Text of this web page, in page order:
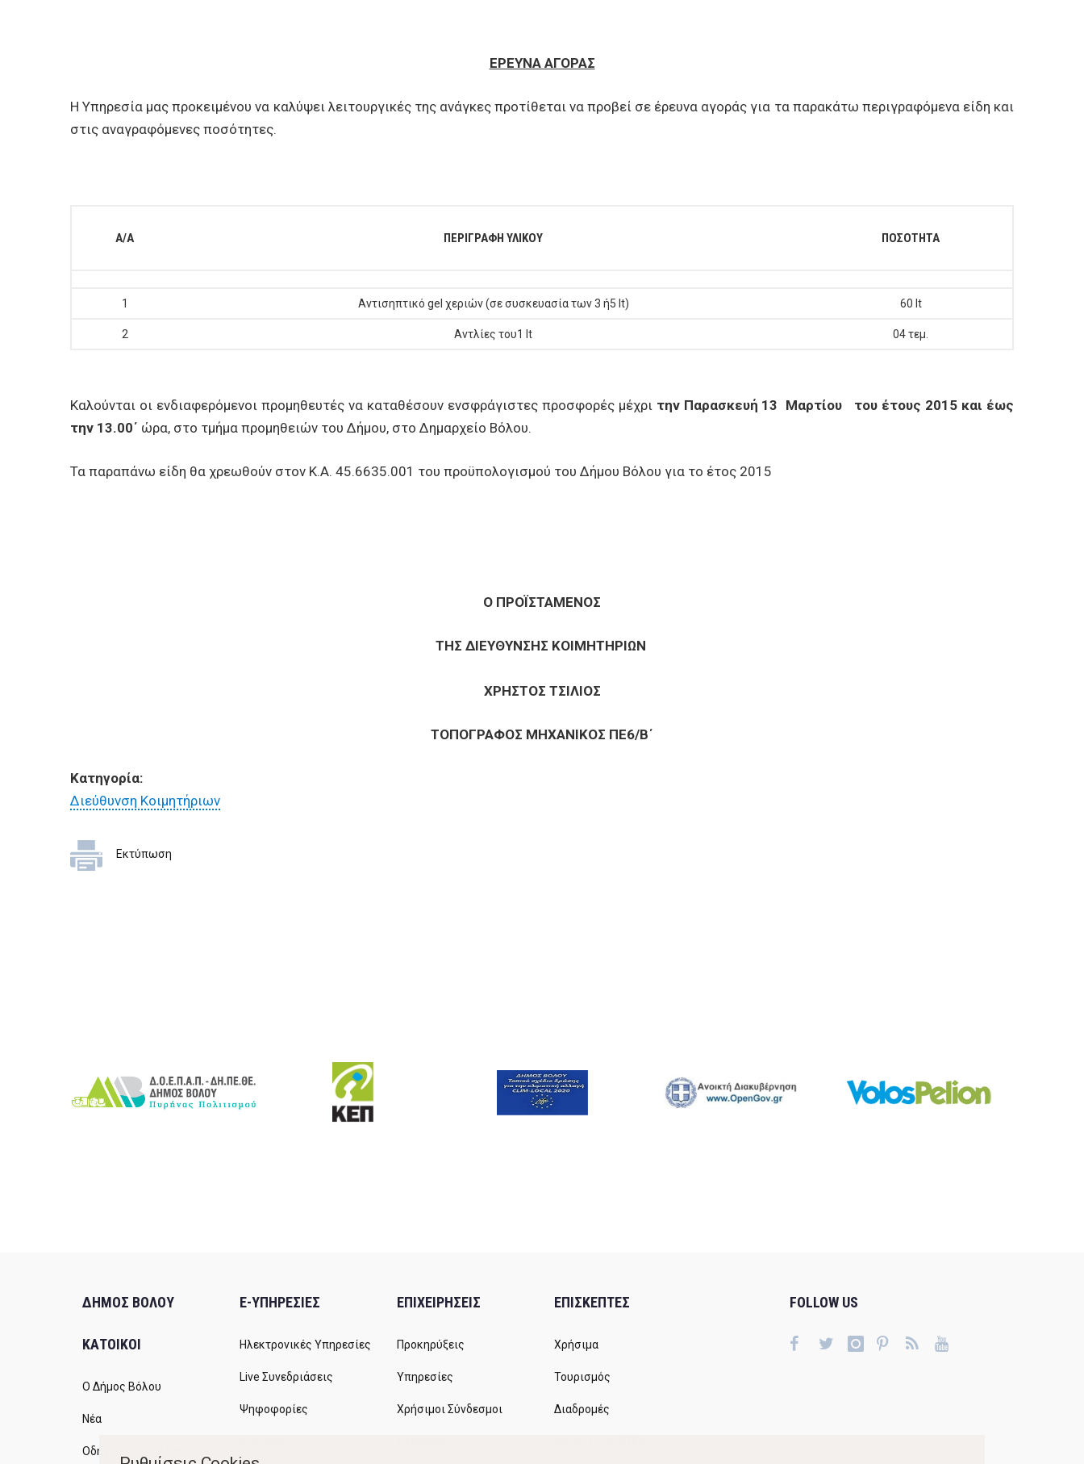
ΕΡΕΥΝΑ ΑΓΟΡΑΣ
Η Υπηρεσία μας προκειμένου να καλύψει λειτουργικές της ανάγκες προτίθεται να προβεί σε έρευνα αγοράς για τα παρακάτω περιγραφόμενα είδη και
στις αναγραφόμενες ποσότητες.
A/Α ΠΕΡΙΓΡΑΦΗ ΥΛΙΚΟΥ ΠΟΣΟΤΗΤΑ
1 Αντισηπτικό gel χεριών (σε συσκευασία των 3 ή5 lt) 60 lt
2 Αντλίες του1 lt 04 τεμ.
Καλούνται οι ενδιαφερόμενοι προμηθευτές να καταθέσουν ενσφράγιστες προσφορές μέχρι την Παρασκευή 13 Μαρτίου του έτους 2015 και έως
την 13.00΄ ώρα, στο τμήμα προμηθειών του Δήμου, στο Δημαρχείο Βόλου.
Τα παραπάνω είδη θα χρεωθούν στον Κ.Α. 45.6635.001 του προϋπολογισμού του Δήμου Βόλου για το έτος 2015
Ο ΠΡΟΪΣΤΑΜΕΝΟΣ
ΤΗΣ ΔΙΕΥΘΥΝΣΗΣ ΚΟΙΜΗΤΗΡΙΩΝ
ΧΡΗΣΤΟΣ ΤΣΙΛΙΟΣ
ΤΟΠΟΓΡΑΦΟΣ ΜΗΧΑΝΙΚΟΣ ΠΕ6/Β΄
Κατηγορία:
Διεύθυνση Κοιμητήριων
Εκτύπωση
ΔΗΜΟΣ ΒΟΛΟΥ
ΚΑΤΟΙΚΟΙ
Ο Δήμος Βόλου
Νέα
Οδηγός του πολίτη
E-ΥΠΗΡΕΣΙΕΣ
Ηλεκτρονικές Υπηρεσίες
Live Συνεδριάσεις
Ψηφοφορίες
ΕΠΙΧΕΙΡΗΣΕΙΣ
Προκηρύξεις
Υπηρεσίες
Χρήσιμοι Σύνδεσμοι
ΕΠΙΣΚΕΠΤΕΣ
Χρήσιμα
Τουρισμός
Διαδρομές
FOLLOW US